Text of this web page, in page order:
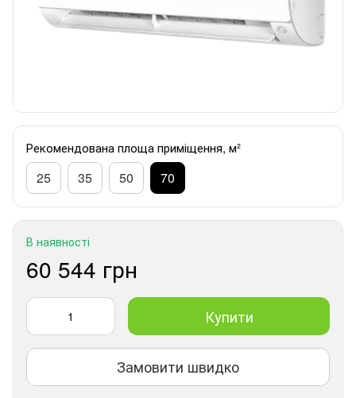
Рекомендована площа приміщення, м²
25 35 50 70
В наявності
60 544 грн
Купити
Замовити швидко